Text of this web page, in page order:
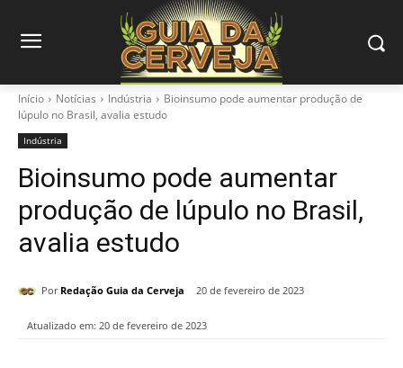
Início Notícias Indústria
Bioinsumo pode aumentar produção de
lúpulo no Brasil, avalia estudo
Indústria
Bioinsumo pode aumentar
produção de lúpulo no Brasil,
avalia estudo
Por Redação Guia da Cerveja 20 de fevereiro de 2023
Atualizado em: 20 de fevereiro de 2023